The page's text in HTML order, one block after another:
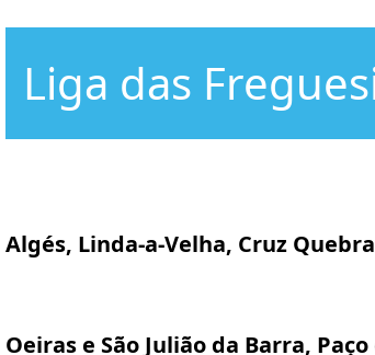
Liga das
Algés, Linda-a-Velha, Cruz
Oeiras e São Julião da Barra,